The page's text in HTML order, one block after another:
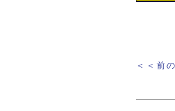
＜＜前